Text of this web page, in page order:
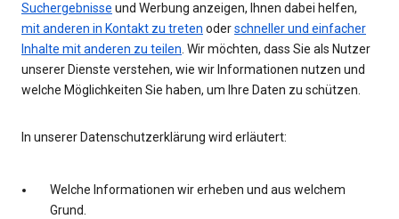
Suchergebnisse und Werbung anzeigen, Ihnen dabei helfen,
mit anderen in Kontakt zu treten oderschneller und einfacher
Inhalte mit anderen zu teilen. Wir möchten, dass Sie als Nutzer
unserer Dienste verstehen, wie wir Informationen nutzen und
welche Möglichkeiten Sie haben, um Ihre Daten zu schützen.
In unserer Datenschutzerklärung wird erläutert:
Welche Informationen wir erheben und aus welchem
Grund.